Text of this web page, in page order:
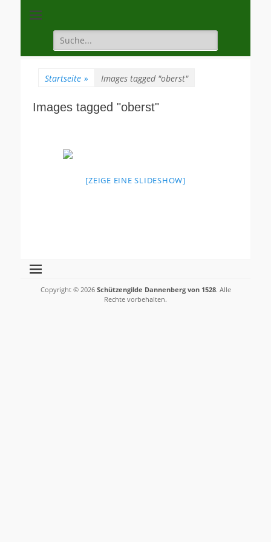
1528
Suche
für:
Startseite » Images tagged "oberst"
Images tagged "oberst"
[ZEIGE EINE SLIDESHOW]
Copyright © 2026 Schützengilde Dannenberg von 1528. Alle
Rechte vorbehalten.